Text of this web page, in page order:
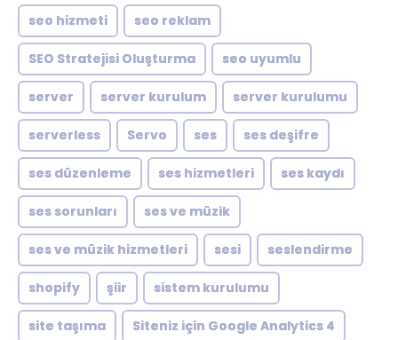
seo hizmeti seo reklam
SEO Stratejisi Oluşturma seo uyumlu
server server kurulum server kurulumu
serverless Servo ses ses deşifre
ses düzenleme ses hizmetleri ses kaydı
ses sorunları ses ve müzik
ses ve müzik hizmetleri sesi seslendirme
shopify şiir sistem kurulumu
site taşıma Siteniz için Google Analytics 4